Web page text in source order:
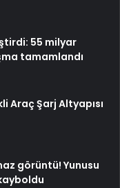
55 milyar
tamamlandı
Araç Şarj Altyapısı
görüntü! Yunusu